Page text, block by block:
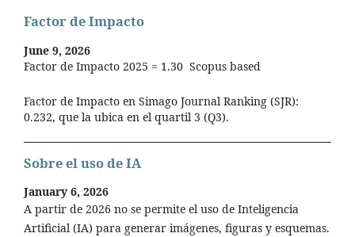
Factor de Impacto
June 9, 2026
Factor de Impacto 2025 = 1.30 Scopus based
Factor de Impacto en Simago Journal Ranking (SJR):
0.232, que la ubica en el quartil 3 (Q3).
Sobre el uso de IA
January 6, 2026
A partir de 2026 no se permite el uso de Inteligencia
Artificial (IA) para generar imágenes, figuras y esquemas.